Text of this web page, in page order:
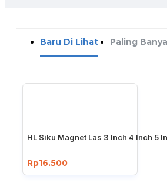
Baru Di Lihat Paling
HL Siku Magnet Las 3 Inch 4 Inch 5
Rp16.500